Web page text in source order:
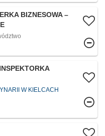
BIZNESOWA –
W KIELCACH